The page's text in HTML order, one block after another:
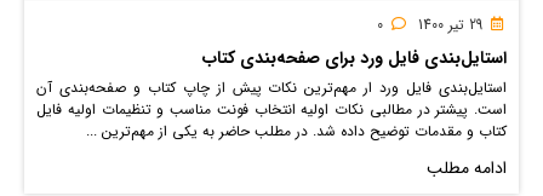
استایل‌بندی فایل ورد برای صفحه‌بندی کتاب
استایل‌بندی فایل ورد ار مهم‌ترین نکات پیش از چاپ کتاب و صفحه‌بندی آن
است. پیشتر در مطالبی نکات اولیه انتخاب فونت مناسب و تنظیمات اولیه فایل
کتاب و مقدمات توضیح داده شد. در مطلب حاضر به یکی از مهم‌ترین ...
ادامه مطلب